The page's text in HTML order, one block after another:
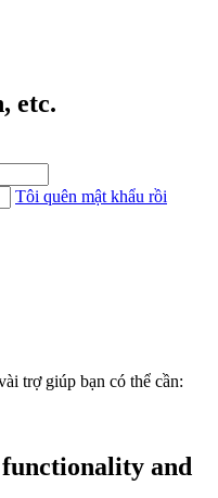
etc.
Tôi quên mật khẩu rồi
trợ giúp bạn có thể cần:
and